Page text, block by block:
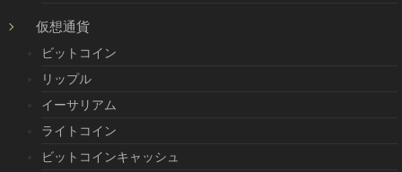
仮想通貨
ビットコイン
リップル
イーサリアム
ライトコイン
ビットコインキャッシュ